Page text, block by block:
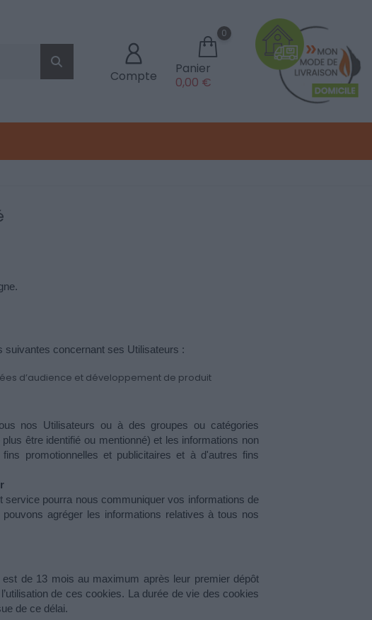
Compte
0
Panier
0,00 €
suivantes concernant ses Utilisateurs :
d’audience et développement de produit
nos Utilisateurs ou à des groupes ou catégories
être identifié ou mentionné) et les informations non
promotionnelles et publicitaires et à d'autres fins
pourra nous communiquer vos informations de
agréger les informations relatives à tous nos
de 13 mois au maximum après leur premier dépôt
de ces cookies. La durée de vie des cookies
de ce délai.